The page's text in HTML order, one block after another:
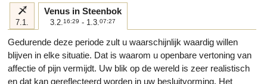
i
7.1.
Venus in Steenbok
3.2.16:29 - 1.3.07:27
Gedurende deze periode zult u waarschijnlijk waardig willen
blijven in elke situatie. Dat is waarom u openbare vertoning van
affectie of pijn vermijdt. Uw blik op de wereld is zeer realistisch
en dat kan gereflecteerd worden in uw besluitvorming. Het